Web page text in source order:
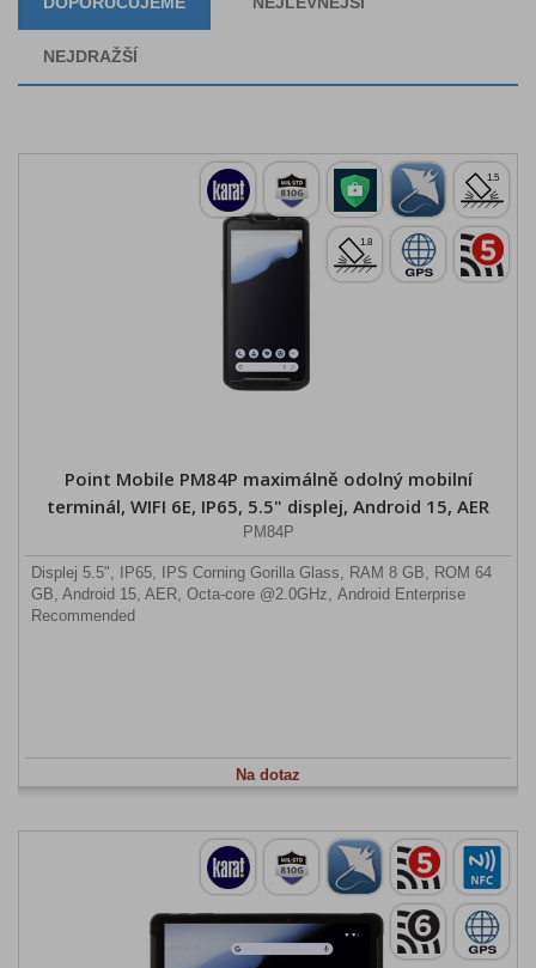
NEJDRAŽŠÍ
Point Mobile PM84P maximálně odolný mobilní
terminál, WIFI 6E, IP65, 5.5" displej, Android 15, AER
PM84P
Displej 5.5", IP65, IPS Corning Gorilla Glass, RAM 8 GB, ROM 64
GB, Android 15, AER, Octa-core @2.0GHz, Android Enterprise
Recommended
Na dotaz